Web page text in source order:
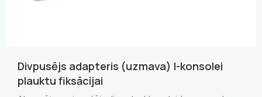
Divpusējs adapteris (uzmava) I-konsolei
plauktu fiksācijai